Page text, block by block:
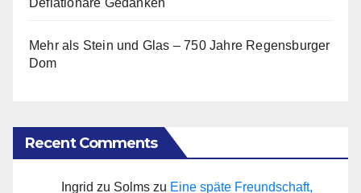
Deflationäre Gedanken
Mehr als Stein und Glas – 750 Jahre Regensburger
Dom
Recent Comments
Ingrid zu Solms zu Eine späte Freundschaft,